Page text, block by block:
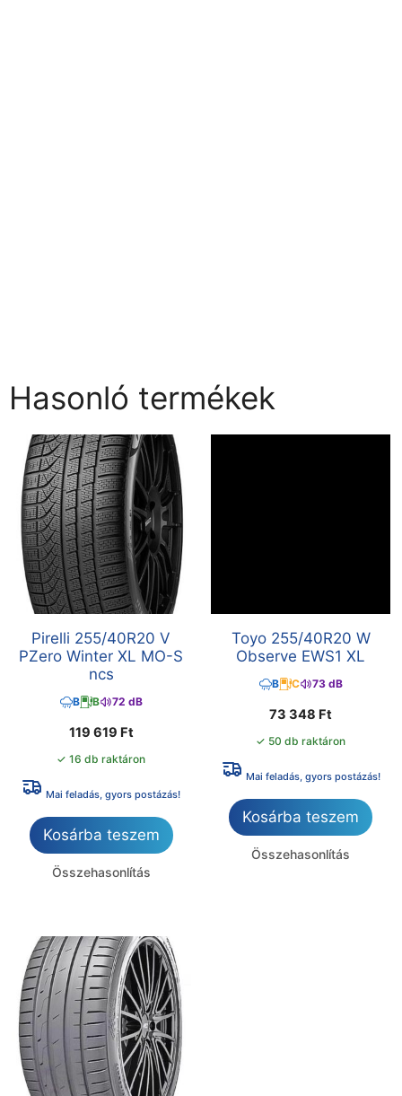
Hasonló termékek
Pirelli 255/40R20 V
PZero Winter XL MO-S
ncs
B B 72 dB
119 619 Ft
✓ 16 db raktáron
Mai feladás, gyors postázás!
Kosárba teszem
Összehasonlítás
Toyo 255/40R20 W
Observe EWS1 XL
B C 73 dB
73 348 Ft
✓ 50 db raktáron
Mai feladás, gyors postázás!
Kosárba teszem
Összehasonlítás